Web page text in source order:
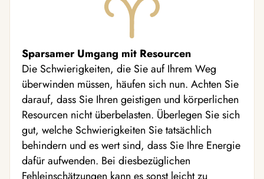
Sparsamer Umgang mit Resourcen
Die Schwierigkeiten, die Sie auf Ihrem Weg
überwinden müssen, häufen sich nun. Achten Sie
darauf, dass Sie Ihren geistigen und körperlichen
Resourcen nicht überbelasten. Überlegen Sie sich
gut, welche Schwierigkeiten Sie tatsächlich
behindern und es wert sind, dass Sie Ihre Energie
dafür aufwenden. Bei diesbezüglichen